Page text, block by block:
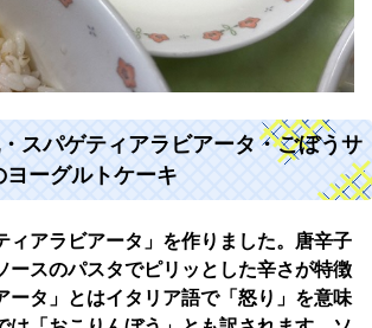
スパゲティアラビアータ・ごぼうサ
ヨーグルトケーキ
ィアラビアータ」を作りました。唐辛子
ースのパスタでピリッとした辛さが特徴
ータ」とはイタリア語で「怒り」を意味